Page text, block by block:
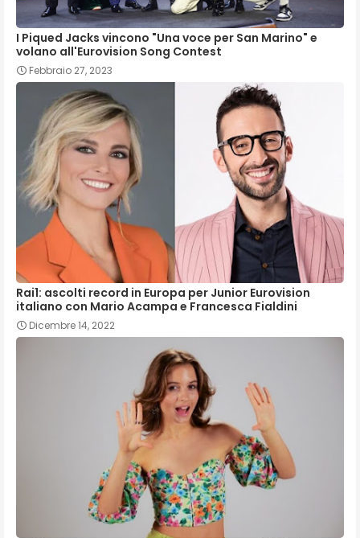
I Piqued Jacks vincono "Una voce per San Marino" e
volano all'Eurovision Song Contest
Febbraio 27, 2023
Rai1: ascolti record in Europa per Junior Eurovision
italiano con Mario Acampa e Francesca Fialdini
Dicembre 14, 2022